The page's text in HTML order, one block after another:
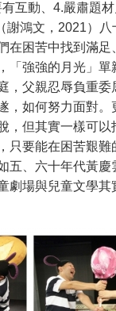
互動、4.嚴肅題
鴻文，2021）
在困苦中找到滿
「強強的月光」
，父親忍辱負重
，如何努力面對
，但其實一樣可
只要能在困苦艱
五、六十年代黃
劇場與兒童文學